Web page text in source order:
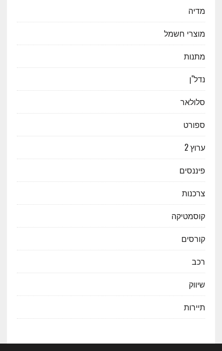
מדיה
מוצרי חשמל
מתנות
נדל"ן
סלולאר
ספורט
ערוץ 2
פיננסים
צרכנות
קוסמטיקה
קורסים
רכב
שיווק
תיירות